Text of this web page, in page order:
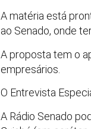
A matéria está
ao Senado, onde
A proposta tem o
empresários.
O Entrevista
A Rádio Senado